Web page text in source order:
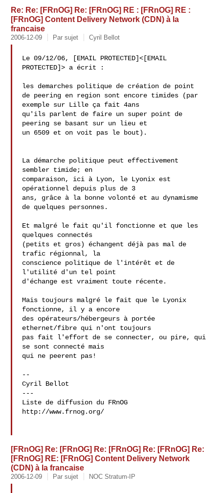
Re: Re: [FRnOG] Re: [FRnOG] RE : [FRnOG] RE :
[FRnOG] Content Delivery Network (CDN) à la
francaise
2006-12-09 Par sujet Cyril Bellot
Le 09/12/06, [EMAIL PROTECTED]<[EMAIL
PROTECTED]> a écrit :
les demarches politique de création de point
de peering en region sont encore timides (par
exemple sur Lille ça fait 4ans
qu'ils parlent de faire un super point de
peering se basant sur un lieu et
un 6509 et on voit pas le bout).
La démarche politique peut effectivement
sembler timide; en
comparaison, ici à Lyon, le Lyonix est
opérationnel depuis plus de 3
ans, grâce à la bonne volonté et au dynamisme
de quelques personnes.
Et malgré le fait qu'il fonctionne et que les
quelques connectés
(petits et gros) échangent déjà pas mal de
trafic régionnal, la
conscience politique de l'intérêt et de
l'utilité d'un tel point
d'échange est vraiment toute récente.
Mais toujours malgré le fait que le Lyonix
fonctionne, il y a encore
des opérateurs/hébergeurs à portée
ethernet/fibre qui n'ont toujours
pas fait l'effort de se connecter, ou pire, qui
se sont connecté mais
qui ne peerent pas!
--
Cyril Bellot
---
Liste de diffusion du FRnOG
http://www.frnog.org/
[FRnOG] Re: [FRnOG] Re: [FRnOG] Re: [FRnOG] Re:
[FRnOG] RE: [FRnOG] Content Delivery Network
(CDN) à la francaise
2006-12-09 Par sujet NOC Stratum-IP